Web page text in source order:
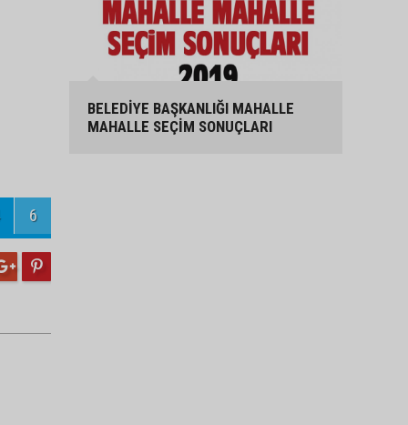
6
BELEDİYE BAŞKANLIĞI MAHALLE
MAHALLE SEÇİM SONUÇLARI